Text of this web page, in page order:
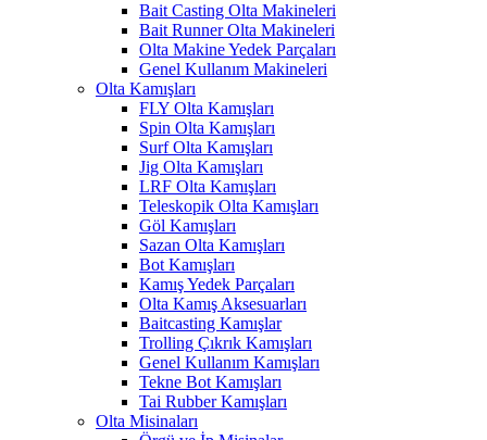
Bait Casting Olta Makineleri
Bait Runner Olta Makineleri
Olta Makine Yedek Parçaları
Genel Kullanım Makineleri
Olta Kamışları
FLY Olta Kamışları
Spin Olta Kamışları
Surf Olta Kamışları
Jig Olta Kamışları
LRF Olta Kamışları
Teleskopik Olta Kamışları
Göl Kamışları
Sazan Olta Kamışları
Bot Kamışları
Kamış Yedek Parçaları
Olta Kamış Aksesuarları
Baitcasting Kamışlar
Trolling Çıkrık Kamışları
Genel Kullanım Kamışları
Tekne Bot Kamışları
Tai Rubber Kamışları
Olta Misinaları